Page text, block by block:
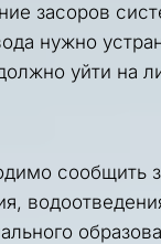
засоров
нужно
уйти на
сообщить